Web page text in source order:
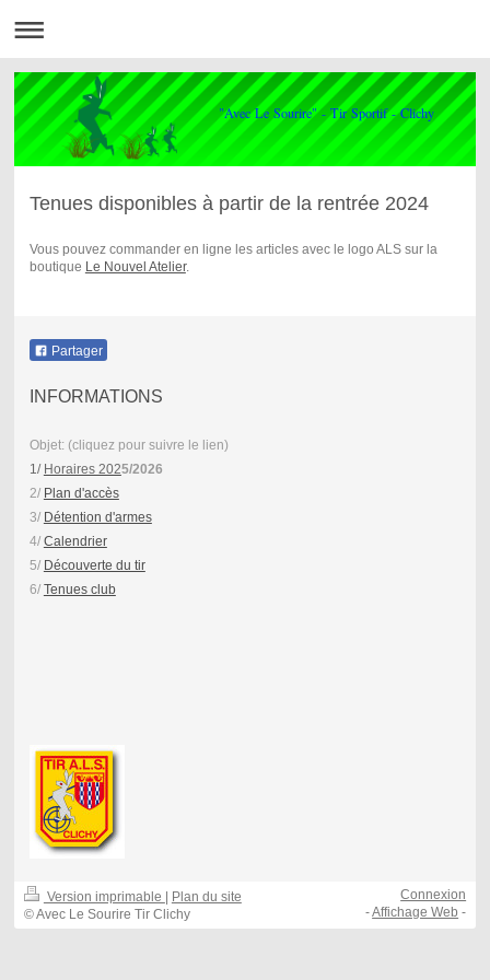
"Avec Le Sourire" - Tir Sportif - Clichy
Tenues disponibles à partir de la rentrée 2024
Vous pouvez commander en ligne les articles avec le logo ALS sur la
boutique Le Nouvel Atelier.
Partager
INFORMATIONS
Objet: (cliquez pour suivre le lien)
1/ Horaires 2025/2026
2/ Plan d'accès
3/ Détention d'armes
4/ Calendrier
5/ Découverte du tir
6/ Tenues club
Version imprimable
Plan du site
© Avec Le Sourire Tir Clichy
Connexion
-Affichage Web -